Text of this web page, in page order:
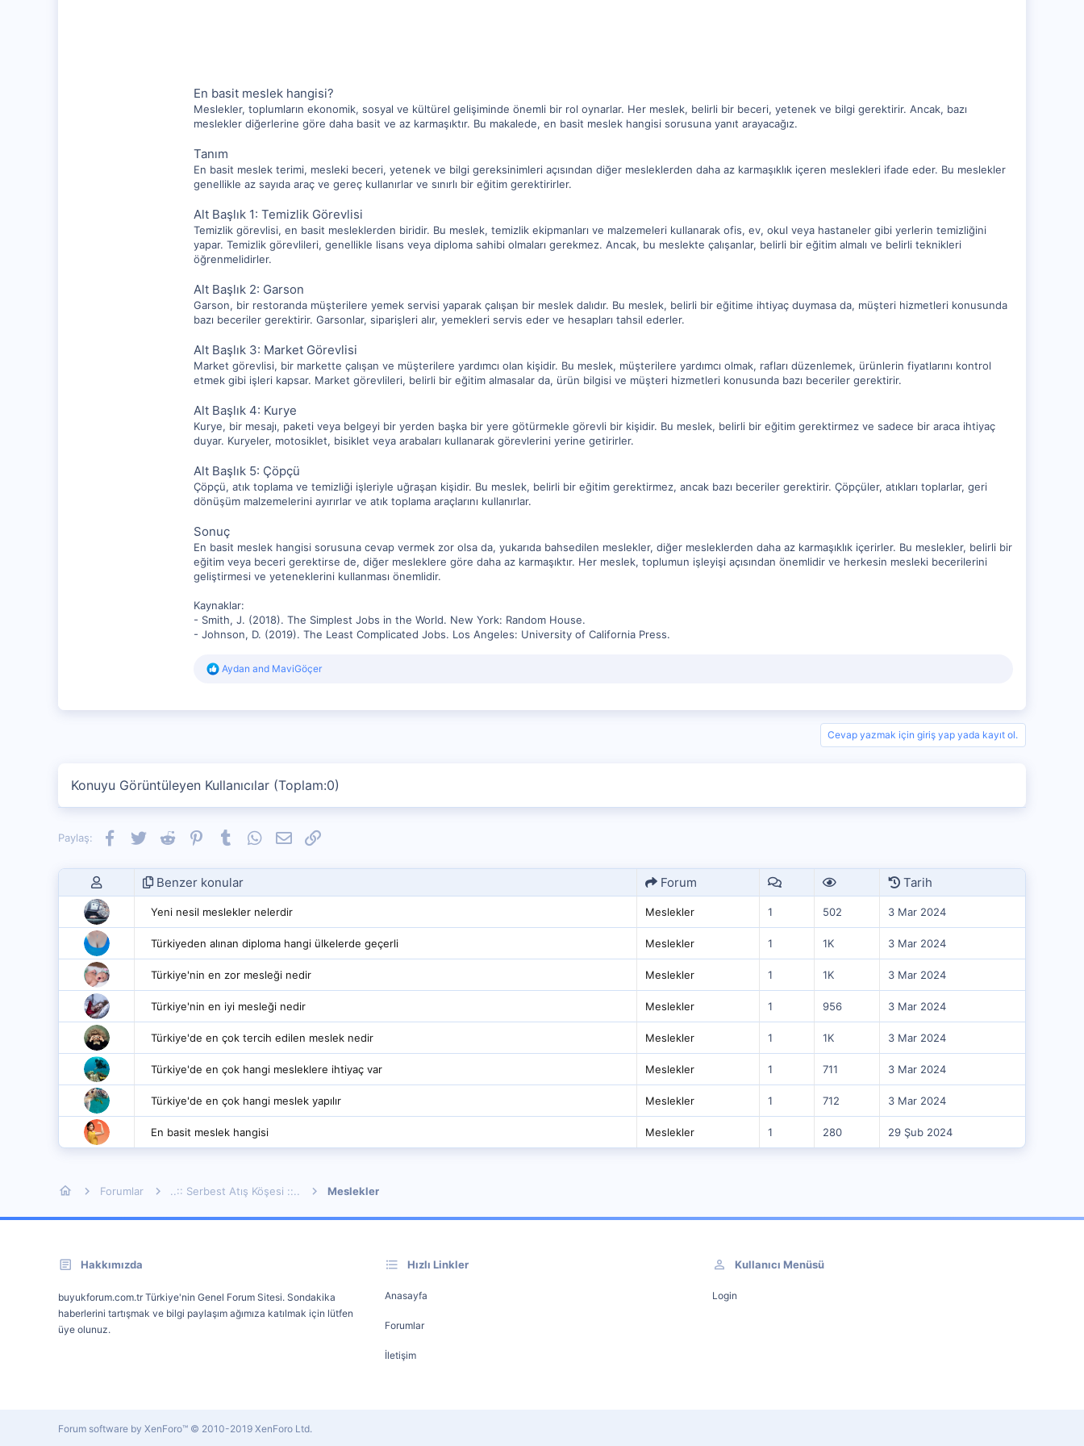
En basit meslek hangisi?
Meslekler, toplumların ekonomik, sosyal ve kültürel gelişiminde önemli bir rol oynarlar. Her meslek, belirli bir beceri, yetenek ve bilgi gerektirir. Ancak, bazı
meslekler diğerlerine göre daha basit ve az karmaşıktır. Bu makalede, en basit meslek hangisi sorusuna yanıt arayacağız.
Tanım
En basit meslek terimi, mesleki beceri, yetenek ve bilgi gereksinimleri açısından diğer mesleklerden daha az karmaşıklık içeren meslekleri ifade eder. Bu meslekler
genellikle az sayıda araç ve gereç kullanırlar ve sınırlı bir eğitim gerektirirler.
Alt Başlık 1: Temizlik Görevlisi
Temizlik görevlisi, en basit mesleklerden biridir. Bu meslek, temizlik ekipmanları ve malzemeleri kullanarak ofis, ev, okul veya hastaneler gibi yerlerin temizliğini
yapar. Temizlik görevlileri, genellikle lisans veya diploma sahibi olmaları gerekmez. Ancak, bu meslekte çalışanlar, belirli bir eğitim almalı ve belirli teknikleri
öğrenmelidirler.
Alt Başlık 2: Garson
Garson, bir restoranda müşterilere yemek servisi yaparak çalışan bir meslek dalıdır. Bu meslek, belirli bir eğitime ihtiyaç duymasa da, müşteri hizmetleri konusunda
bazı beceriler gerektirir. Garsonlar, siparişleri alır, yemekleri servis eder ve hesapları tahsil ederler.
Alt Başlık 3: Market Görevlisi
Market görevlisi, bir markette çalışan ve müşterilere yardımcı olan kişidir. Bu meslek, müşterilere yardımcı olmak, rafları düzenlemek, ürünlerin fiyatlarını kontrol
etmek gibi işleri kapsar. Market görevlileri, belirli bir eğitim almasalar da, ürün bilgisi ve müşteri hizmetleri konusunda bazı beceriler gerektirir.
Alt Başlık 4: Kurye
Kurye, bir mesajı, paketi veya belgeyi bir yerden başka bir yere götürmekle görevli bir kişidir. Bu meslek, belirli bir eğitim gerektirmez ve sadece bir araca ihtiyaç
duyar. Kuryeler, motosiklet, bisiklet veya arabaları kullanarak görevlerini yerine getirirler.
Alt Başlık 5: Çöpçü
Çöpçü, atık toplama ve temizliği işleriyle uğraşan kişidir. Bu meslek, belirli bir eğitim gerektirmez, ancak bazı beceriler gerektirir. Çöpçüler, atıkları toplarlar, geri
dönüşüm malzemelerini ayırırlar ve atık toplama araçlarını kullanırlar.
Sonuç
En basit meslek hangisi sorusuna cevap vermek zor olsa da, yukarıda bahsedilen meslekler, diğer mesleklerden daha az karmaşıklık içerirler. Bu meslekler, belirli bir
eğitim veya beceri gerektirse de, diğer mesleklere göre daha az karmaşıktır. Her meslek, toplumun işleyişi açısından önemlidir ve herkesin mesleki becerilerini
geliştirmesi ve yeteneklerini kullanması önemlidir.
Kaynaklar:
- Smith, J. (2018). The Simplest Jobs in the World. New York: Random House.
- Johnson, D. (2019). The Least Complicated Jobs. Los Angeles: University of California Press.
R
:
Aydan and MaviGöçer
Cevap yazmak için giriş yap yada kayıt ol.
Konuyu Görüntüleyen Kullanıcılar (Toplam:0)
Paylaş: Facebook
TwitterReddit PinterestTumblrWhatsApp
E-postaLink
Benzer konular Forum Tarih
Yeni nesil meslekler nelerdir Meslekler 1 502 3 Mar 2024
Türkiyeden alınan diploma hangi ülkelerde geçerli Meslekler 1 1K 3 Mar 2024
Türkiye'nin en zor mesleği nedir Meslekler 1 1K 3 Mar 2024
Türkiye'nin en iyi mesleği nedir Meslekler 1 956 3 Mar 2024
Türkiye'de en çok tercih edilen meslek nedir Meslekler 1 1K 3 Mar 2024
Türkiye'de en çok hangi mesleklere ihtiyaç var Meslekler 1 711 3 Mar 2024
Türkiye'de en çok hangi meslek yapılır Meslekler 1 712 3 Mar 2024
En basit meslek hangisi Meslekler 1 280 29 Şub 2024
Forumlar ..:: Serbest Atış Köşesi ::.. Meslekler
Hakkımızda
buyukforum.com.tr Türkiye'nin Genel Forum Sitesi. Sondakika
haberlerini tartışmak ve bilgi paylaşım ağımıza katılmak için lütfen
üye olunuz.
Hızlı Linkler
Anasayfa
Forumlar
İletişim
Kullanıcı Menüsü
Login
Forum software by XenForo™ © 2010-2019 XenForo Ltd.